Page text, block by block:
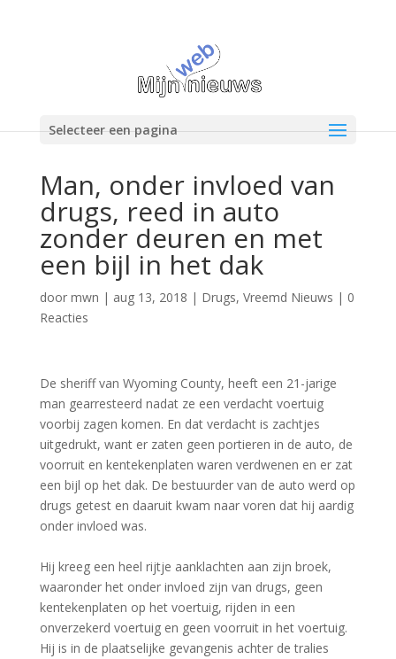
Selecteer een pagina
Man, onder invloed van
drugs, reed in auto
zonder deuren en met
een bijl in het dak
door mwn | aug 13, 2018 | Drugs, Vreemd Nieuws | 0
Reacties
De sheriff van Wyoming County, heeft een 21-jarige
man gearresteerd nadat ze een verdacht voertuig
voorbij zagen komen. En dat verdacht is zachtjes
uitgedrukt, want er zaten geen portieren in de auto, de
voorruit en kentekenplaten waren verdwenen en er zat
een bijl op het dak. De bestuurder van de auto werd op
drugs getest en daaruit kwam naar voren dat hij aardig
onder invloed was.
Hij kreeg een heel rijtje aanklachten aan zijn broek,
waaronder het onder invloed zijn van drugs, geen
kentekenplaten op het voertuig, rijden in een
onverzekerd voertuig en geen voorruit in het voertuig.
Hij is in de plaatselijke gevangenis achter de tralies